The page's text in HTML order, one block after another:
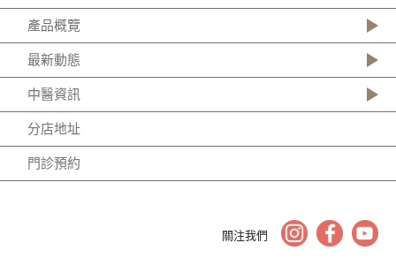
產品概覽
最新動態
中醫資訊
分店地址
門診預約
關注我們